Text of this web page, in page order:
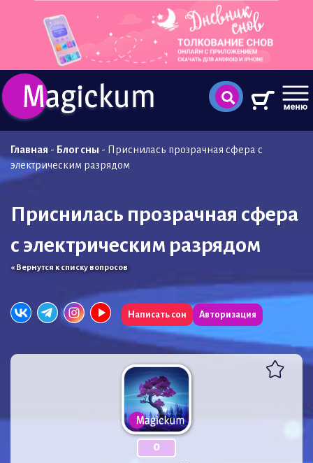
Главная - Блог сны - Приснилась прозрачная сфера с
электрическим разрядом
Приснилась прозрачная сфера
с электрическим разрядом
« Вернутся к списку вопросов
Написать сон Авторизация
0